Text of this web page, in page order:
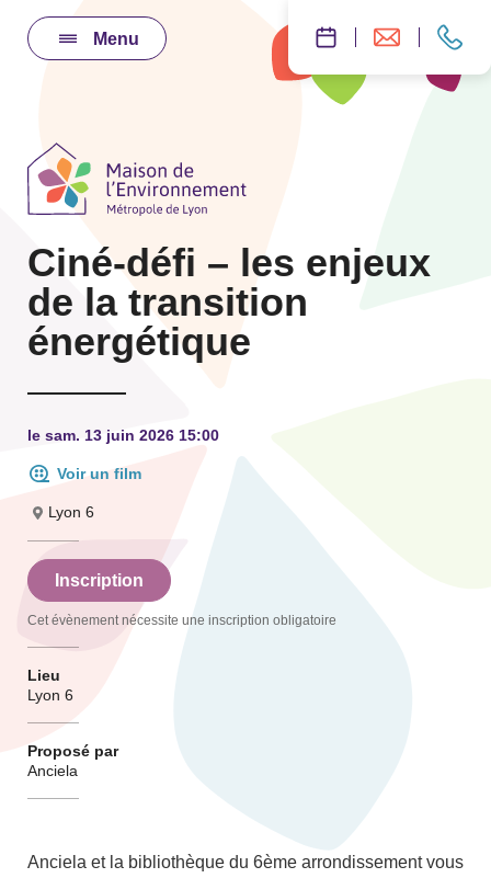
Menu
Ciné-défi – les enjeux
de la transition
énergétique
le sam. 13 juin 2026 15:00
Voir un film
Lyon 6
Inscription
Cet évènement nécessite une inscription obligatoire
Lieu
Lyon 6
Proposé par
Anciela
Anciela et la bibliothèque du 6ème arrondissement vous